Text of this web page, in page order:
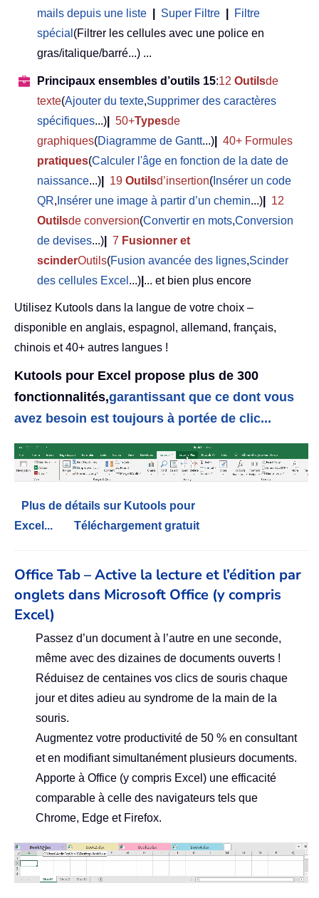
mails depuis une liste
Super Filtre
Filtre
spécial (Filtrer les cellules avec une police en
gras/italique/barré...) ...
Principaux ensembles d’outils 15:12 Outilsde
texte(Ajouter du texte,Supprimer des caractères
spécifiques...) 50+Typesde
graphiques(Diagramme de Gantt...)
40+ Formules
pratiques(Calculer l'âge en fonction de la date de
naissance...) 19 Outilsd’insertion( Insérer un code
QR, Insérer une image à partir d’un chemin...)
12
Outilsde conversion(Convertir en mots,Conversion
de devises...) 7 Fusionner et
scinderOutils(Fusion avancée des lignes,Scinder
des cellules Excel ...) ... et bien plus encore
Utilisez Kutools dans la langue de votre choix –
disponible en anglais, espagnol, allemand, français,
chinois et 40+ autres langues !
Kutools pour Excel propose plus de 300
fonctionnalités,garantissant que ce dont vous
avez besoin est toujours à portée de clic...
Plus de détails sur Kutools pour
Excel...
Téléchargement gratuit
Office Tab – Active la lecture et l’édition par
onglets dans Microsoft Office (y compris
Excel)
Passez d’un document à l’autre en une seconde,
même avec des dizaines de documents ouverts !
Réduisez de centaines vos clics de souris chaque
jour et dites adieu au syndrome de la main de la
souris.
Augmentez votre productivité de 50 % en consultant
et en modifiant simultanément plusieurs documents.
Apporte à Office (y compris Excel) une efficacité
comparable à celle des navigateurs tels que
Chrome, Edge et Firefox.